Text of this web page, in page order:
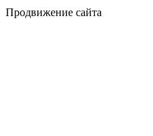
Продвижение сайта